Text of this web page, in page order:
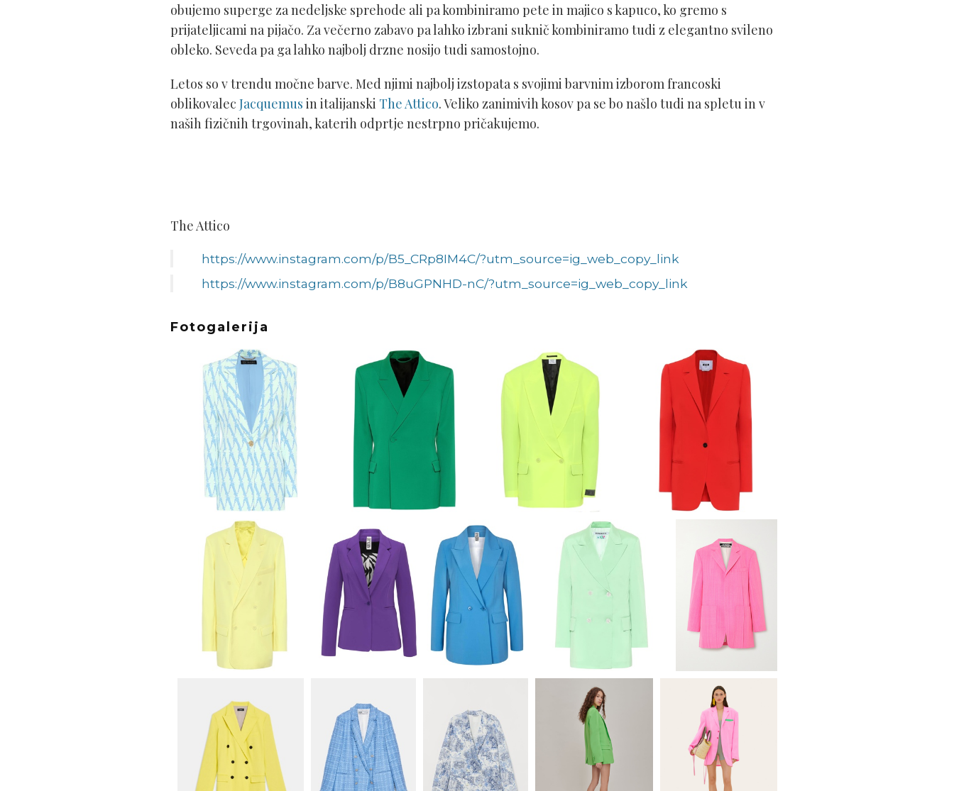
obujemo superge za nedeljske sprehode ali pa kombiniramo pete in majico s kapuco, ko gremo s
prijateljicami na pijačo. Za večerno zabavo pa lahko izbrani suknič kombiniramo tudi z elegantno svileno
obleko. Seveda pa ga lahko najbolj drzne nosijo tudi samostojno.
Letos so v trendu močne barve. Med njimi najbolj izstopata s svojimi barvnim izborom francoski
oblikovalec Jacquemus in italijanski The Attico. Veliko zanimivih kosov pa se bo našlo tudi na spletu in v
naših fizičnih trgovinah, katerih odprtje nestrpno pričakujemo.
The Attico
https://www.instagram.com/p/B5_CRp8IM4C/?utm_source=ig_web_copy_link
https://www.instagram.com/p/B8uGPNHD-nC/?utm_source=ig_web_copy_link
Fotogalerija